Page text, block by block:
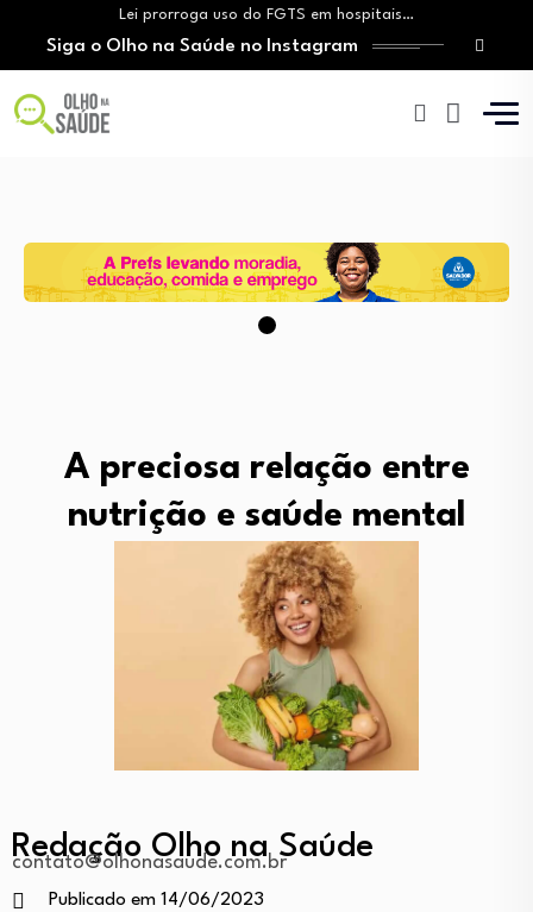
Lei prorroga uso do FGTS em hospitais…
Brasil registra alta taxa de diagnósticos tardios…
Aleitamento materno: Salvador amplia ações de incentivo…
Medicamento incorporado ao SUS reduz em até…
Siga o Olho na Saúde no Instagram
A preciosa relação entre
nutrição e saúde mental
Redação Olho na Saúde
contato@olhonasaude.com.br
Publicado em 14/06/2023